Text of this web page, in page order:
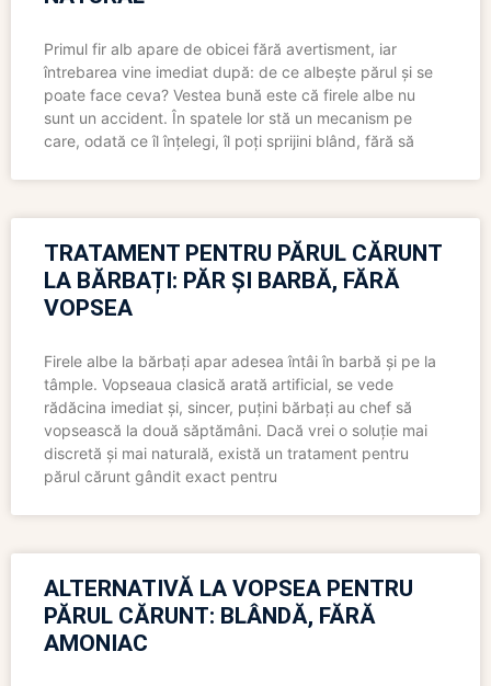
Primul fir alb apare de obicei fără avertisment, iar
întrebarea vine imediat după: de ce albește părul și se
poate face ceva? Vestea bună este că firele albe nu
sunt un accident. În spatele lor stă un mecanism pe
care, odată ce îl înțelegi, îl poți sprijini blând, fără să
TRATAMENT PENTRU PĂRUL CĂRUNT
LA BĂRBAȚI: PĂR ȘI BARBĂ, FĂRĂ
VOPSEA
Firele albe la bărbați apar adesea întâi în barbă și pe la
tâmple. Vopseaua clasică arată artificial, se vede
rădăcina imediat și, sincer, puțini bărbați au chef să
vopsească la două săptămâni. Dacă vrei o soluție mai
discretă și mai naturală, există un tratament pentru
părul cărunt gândit exact pentru
ALTERNATIVĂ LA VOPSEA PENTRU
PĂRUL CĂRUNT: BLÂNDĂ, FĂRĂ
AMONIAC